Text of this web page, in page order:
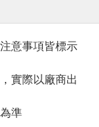
意事項皆標示
實際以廠商出
準